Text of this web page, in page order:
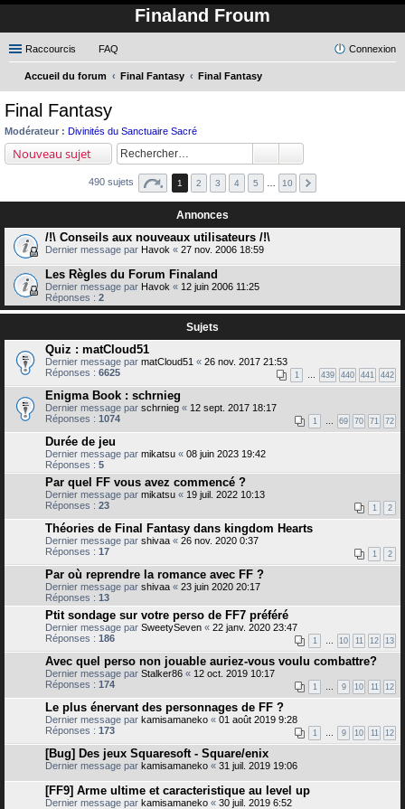
Finaland Froum
Raccourcis FAQ Connexion
Accueil du forum Final Fantasy
Final Fantasy
Final Fantasy
Modérateur : Divinités du Sanctuaire Sacré
Nouveau sujet
490 sujets 1 2 3 4 5 10
Annonces
/!\ Conseils aux nouveaux utilisateurs /!\
Dernier message par Havok « 27 nov. 2006 18:59
Les Règles du Forum Finaland
Dernier message par Havok « 12 juin 2006 11:25
Réponses : 2
Sujets
Quiz : matCloud51
Dernier message par matCloud51 « 26 nov. 2017 21:53
Réponses : 6625 1 439 440 441 442
Enigma Book : schrnieg
Dernier message par schrnieg « 12 sept. 2017 18:17
Réponses : 1074 1 69 70 71 72
Durée de jeu
Dernier message par mikatsu « 08 juin 2023 19:42
Réponses : 5
Par quel FF vous avez commencé ?
Dernier message par mikatsu « 19 juil. 2022 10:13
Réponses : 23 1 2
Théories de Final Fantasy dans kingdom Hearts
Dernier message par shivaa « 26 nov. 2020 0:37
Réponses : 17 1 2
Par où reprendre la romance avec FF ?
Dernier message par shivaa « 23 juin 2020 20:17
Réponses : 13
Ptit sondage sur votre perso de FF7 préféré
Dernier message par SweetySeven « 22 janv. 2020 23:47
Réponses : 186 1 10 11 12 13
Avec quel perso non jouable auriez-vous voulu combattre?
Dernier message par Stalker86 « 12 oct. 2019 10:17
Réponses : 174 1 9 10 11 12
Le plus énervant des personnages de FF ?
Dernier message par kamisamaneko « 01 août 2019 9:28
Réponses : 173 1 9 10 11 12
[Bug] Des jeux Squaresoft - Square/enix
Dernier message par kamisamaneko « 31 juil. 2019 19:06
[FF9] Arme ultime et caracteristique au level up
Dernier message par kamisamaneko « 30 juil. 2019 6:52